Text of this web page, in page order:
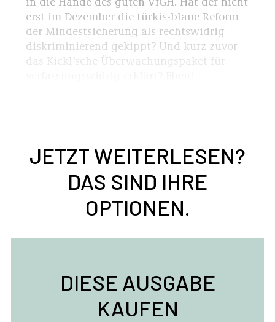
erst im Dezember die türkis-blaue Reform
der Mindestsicherung als rechtswidrig
diskriminierend gekippt? Und kurz zuvor
das Kickl’sche Überwachungspaket für
JETZT WEITERLESEN?
DAS SIND IHRE
OPTIONEN.
DIESE AUSGABE
KAUFEN